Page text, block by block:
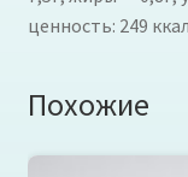
ценность: 249
Похожие